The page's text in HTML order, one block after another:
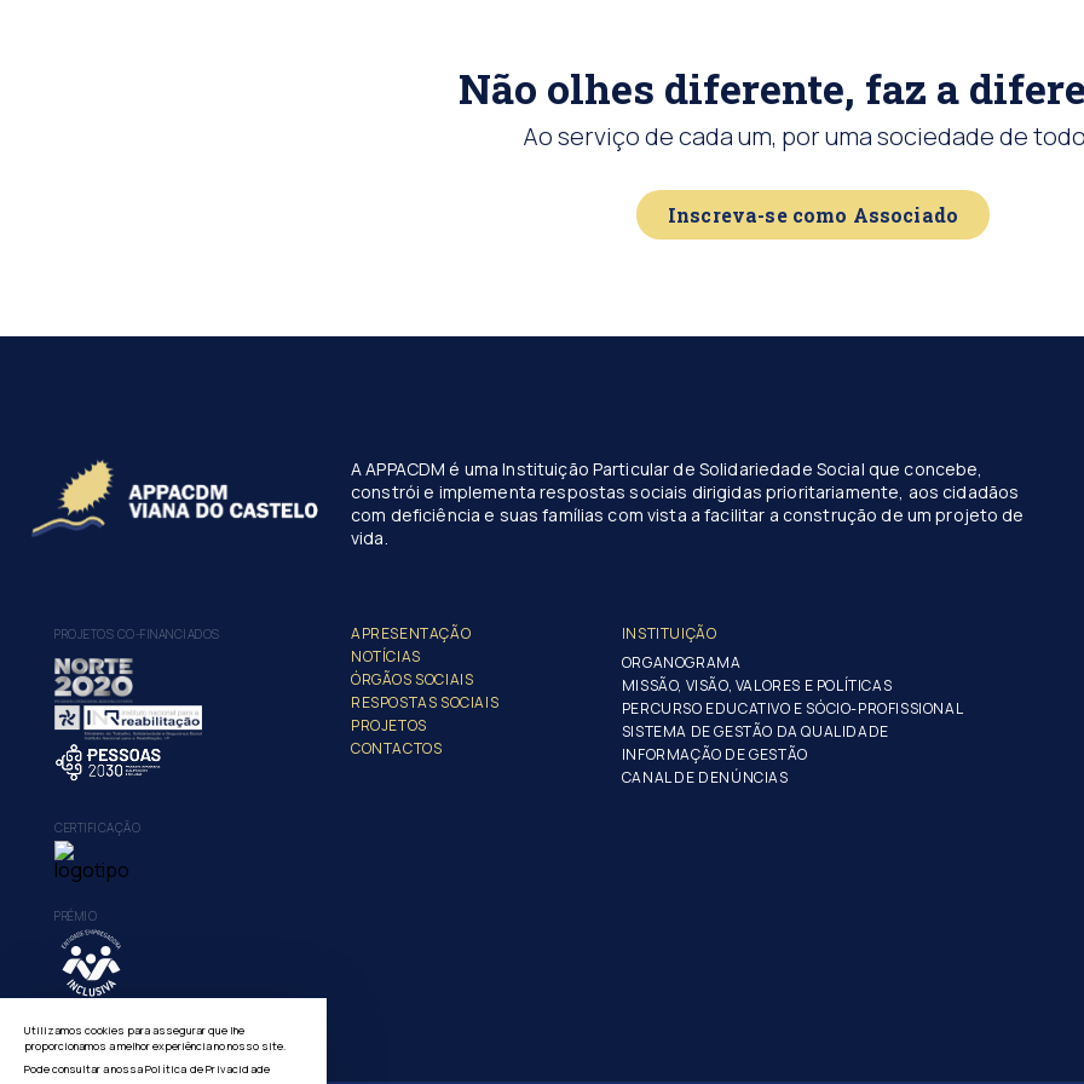
Não olhes diferente, faz a
Ao serviço de cada um, por uma sociedade de
Inscreva-se como Associado
A APPACDM é uma Instituição Particular de Solidariedade Social que concebe,
constrói e implementa respostas sociais dirigidas prioritariamente, aos cidadãos
com deficiência e suas famílias com vista a facilitar a construção de um projeto de
vida.
PROJETOS CO-FINANCIADOS
CERTIFICAÇÃO
PRÉMIO
APRESENTAÇÃO
NOTÍCIAS
ÓRGÃOS SOCIAIS
RESPOSTAS SOCIAIS
PROJETOS
CONTACTOS
INSTITUIÇÃO
ORGANOGRAMA
MISSÃO, VISÃO, VALORES E POLÍTICAS
PERCURSO EDUCATIVO E SÓCIO-PROFISSIONAL
SISTEMA DE GESTÃO DA QUALIDADE
INFORMAÇÃO DE GESTÃO
CANAL DE DENÚNCIAS
Utilizamos cookies para assegurar que lhe
proporcionamos a melhor experiência no nosso site.
Pode consultar a nossaPolítica de Privacidade